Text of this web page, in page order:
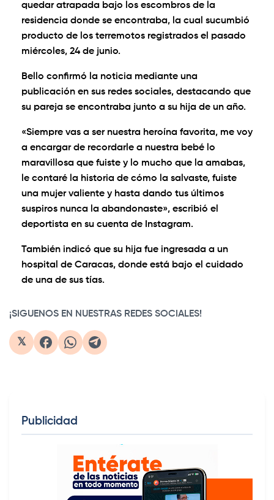
quedar atrapada bajo los escombros de la
residencia donde se encontraba, la cual sucumbió
producto de los terremotos registrados el pasado
miércoles, 24 de junio.
Bello confirmó la noticia mediante una
publicación en sus redes sociales, destacando que
su pareja se encontraba junto a su hija de un año.
«Siempre vas a ser nuestra heroína favorita, me voy
a encargar de recordarle a nuestra bebé lo
maravillosa que fuiste y lo mucho que la amabas,
le contaré la historia de cómo la salvaste, fuiste
una mujer valiente y hasta dando tus últimos
suspiros nunca la abandonaste», escribió el
deportista en su cuenta de Instagram.
También indicó que su hija fue ingresada a un
hospital de Caracas, donde está bajo el cuidado
de una de sus tías.
¡SIGUENOS EN NUESTRAS REDES SOCIALES!
𝕏
Publicidad